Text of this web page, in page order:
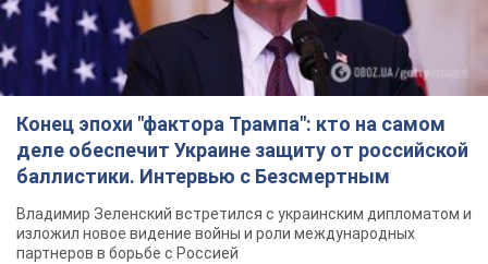
Конец эпохи "фактора Трампа": кто на самом
деле обеспечит Украине защиту от российской
баллистики. Интервью с Безсмертным
Владимир Зеленский встретился с украинским дипломатом и
изложил новое видение войны и роли международных
партнеров в борьбе с Россией